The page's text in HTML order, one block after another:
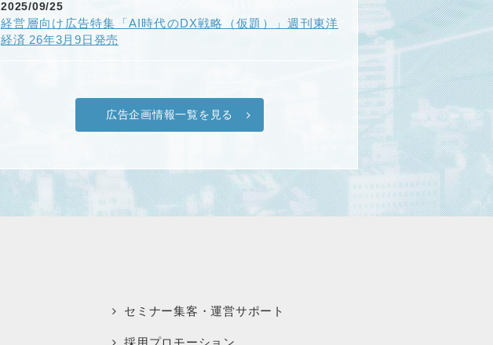
2025/09/25
経営層向け広告特集「AI時代のDX戦略（仮題）」週刊東洋
経済 26年3月9日発売
広告企画情報一覧を見る
セミナー集客・運営サポート